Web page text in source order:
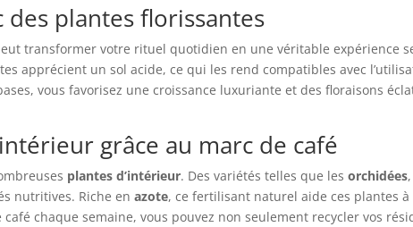
plantes florissantes
transformer votre rituel quotidien en une véritable expérience
apprécient un sol acide, ce qui les rend compatibles avec
vous favorisez une croissance luxuriante et des floraisons
grâce au marc de café
plantes d’intérieur. Des variétés telles que lesorchidées
nutritives. Riche enazote, ce fertilisant naturel aide ces plantes
chaque semaine, vous pouvez non seulement recycler vos